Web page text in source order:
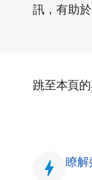
訊，有助
跳至本頁
bolt 瞭解